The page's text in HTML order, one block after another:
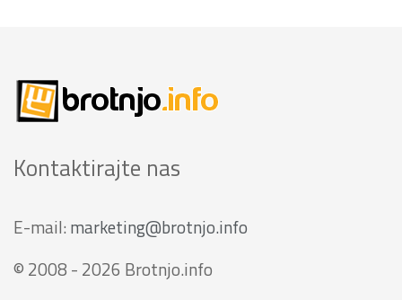
Kontaktirajte nas
E-mail: marketing@brotnjo.info
© 2008 - 2026 Brotnjo.info